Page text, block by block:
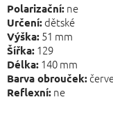
Polarizační: ne
Určení:dětské
Výška: 51 mm
Šířka: 129
Délka: 140 mm
Barva obrouček:
Reflexní: ne